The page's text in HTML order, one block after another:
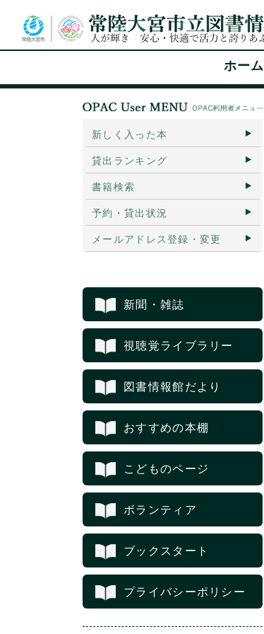
ホーム
新しく入った本
貸出ランキング
書籍検索
予約・貸出状況
メールアドレス登録・変更
新聞・雑誌
視聴覚ライブラリー
図書情報館だより
おすすめの本棚
こどものページ
ボランティア
ブックスタート
プライバシーポリシー